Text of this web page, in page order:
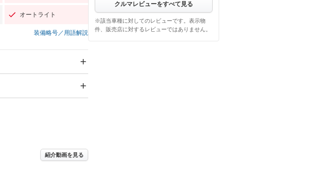
オートライト
装備略号／用語解説
センターデフロック
キーレス
紹介動画を見る
クルマレビューをすべて見る
※該当車種に対してのレビューです。表示物
件、販売店に対するレビューではありません。